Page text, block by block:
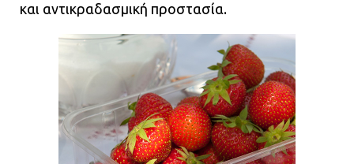
και αντικραδασμική προστασία.